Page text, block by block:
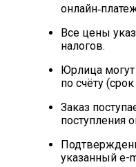
Все цены
налогов.
Юрлица могут
по счёту
Заказ
поступления
указанный e-